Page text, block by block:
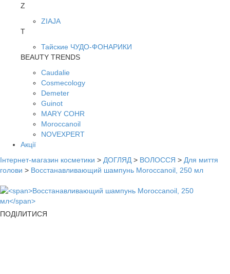
Z
ZIAJA
Т
Тайские ЧУДО-ФОНАРИКИ
BEAUTY TRENDS
Caudalie
Cosmecology
Demeter
Guinot
MARY COHR
Moroccanoil
NOVEXPERT
Акції
Інтернет-магазин косметики > ДОГЛЯД > ВОЛОССЯ > Для миття
голови > Восстанавливающий шампунь Moroccanoil, 250 мл
ПОДІЛИТИСЯ